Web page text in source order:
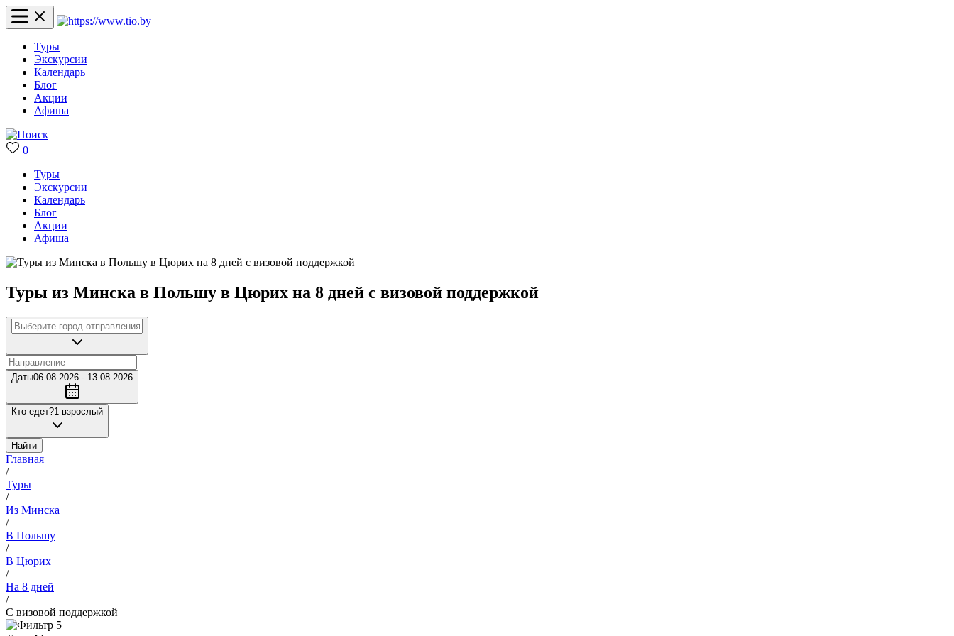
Туры
Экскурсии
Календарь
Блог
Акции
Афиша
0
Туры
Экскурсии
Календарь
Блог
Акции
Афиша
Туры из Минска в Польшу в Цюрих на 8 дней с визовой поддержкой
Даты06.08.2026 - 13.08.2026
Кто едет?1 взрослый
Найти
Главная
/
Туры
/
Из Минска
/
В Польшу
/
В Цюрих
/
На 8 дней
/
С визовой поддержкой
5